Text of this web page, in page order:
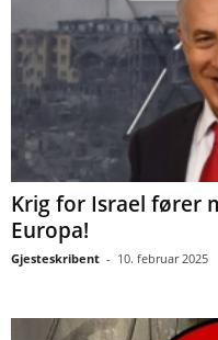
Krig for Israel fører
Europa!
Gjesteskribent - 10. februar 2025